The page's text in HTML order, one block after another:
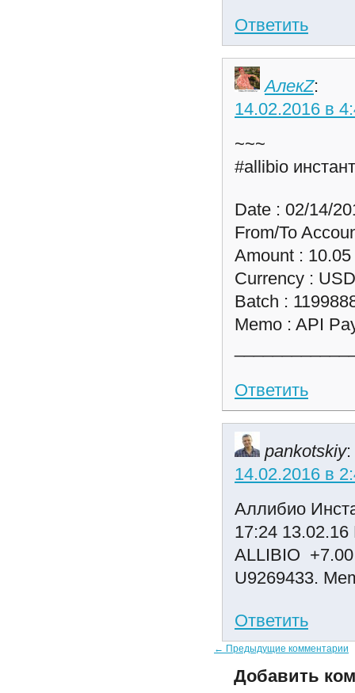
Ответить
АлекZ:
14.02.2016 в
~~~
#allibio
Date : 02/14/
From/To
Amount : 10.05
Currency : USD
Batch :
Memo : API
Ответить
pankotskiy:
14.02.2016 в
Аллибио
17:24 13.02.16
ALLIBIO
U9269433.
Ответить
← Предыдущие комментарии
Добавить